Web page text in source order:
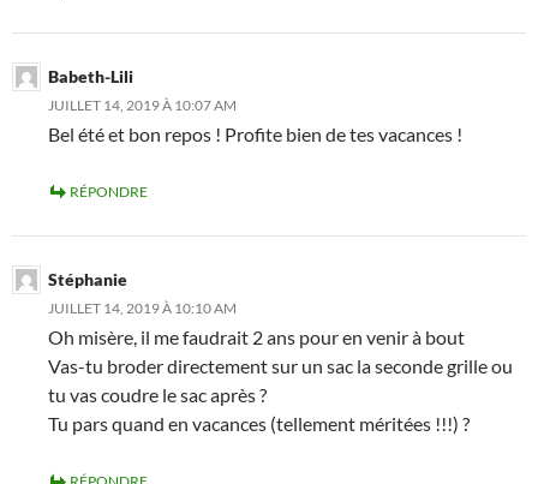
Babeth-Lili
JUILLET 14, 2019 À 10:07 AM
Bel été et bon repos ! Profite bien de tes vacances !
RÉPONDRE
Stéphanie
JUILLET 14, 2019 À 10:10 AM
Oh misère, il me faudrait 2 ans pour en venir à bout
Vas-tu broder directement sur un sac la seconde grille ou
tu vas coudre le sac après ?
Tu pars quand en vacances (tellement méritées !!!) ?